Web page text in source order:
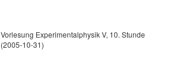
Vorlesung Experimentalphysik V, 10. Stunde
(2005-10-31)